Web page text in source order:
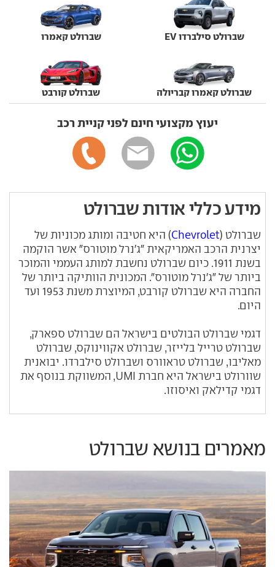
שברולט סילברדו EV שברולט קאמרו
שברולט קאמרו קבריולה שברולט קורבט
יעוץ מקצועי חינם לפני קניית רכב
מידע כללי אודות שברולט
שברולט (Chevrolet) היא חטיבה ומותג מכוניות של
יצרנית הרכב האמריקאית "ג'נרל מוטורס" אשר הוקמה
בשנת 1911. כיום שברולט נחשבת למותג העממי והמוכר
ביותר של "ג'נרל מוטורס". המכונית הוותיקה ביותר של
החברה היא שברולט קורבט, המיוצרת משנת 1953 ועד
היום.
דגמי שברולט הבולטים בישראל הם שברולט ספארק,
שברולט טרייל בלייזר, שברולט אקווינוקס, שברולט
מאליבו, שברולט טראוורס ושברולט סילברדו. יבואנית
שוורולט בישראל היא חברת UMI, המשווקת בנוסף את
דגמי קדילאק ואיסוזו.
מאמרים בנושא שברולט